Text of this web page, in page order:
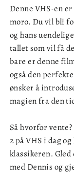
Denne VHS-en
moro. Du vil bli
og hans
tallet som vil få
bare er denne
også den
ønsker å
magien fra den
Så hvorfor
2 på VHS i dag
klassikeren.
med Dennis og